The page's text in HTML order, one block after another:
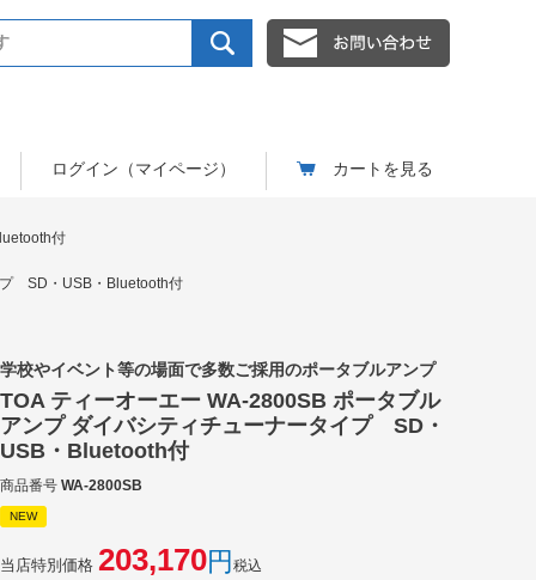
ログイン（マイページ） カートを見る
付
プ SD・USB・Bluetooth付
学校やイベント等の場面で多数ご採用のポータブルアンプ
TOA ティーオーエー WA-2800SB ポータブル
アンプ ダイバシティチューナータイプ SD・
USB・Bluetooth付
商品番号 WA-2800SB
NEW
当店特別価格 203,170 税込